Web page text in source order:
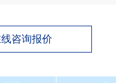
咨询报价